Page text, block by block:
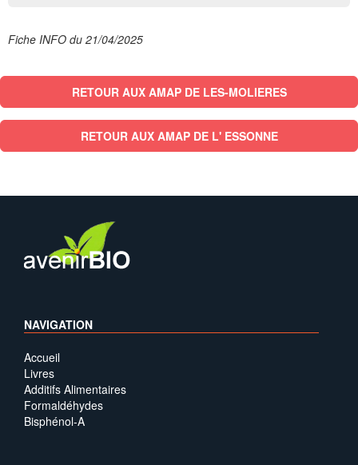
Fiche INFO du 21/04/2025
RETOUR AUX AMAP DE LES-MOLIERES
RETOUR AUX AMAP DE L' ESSONNE
NAVIGATION
Accueil
Livres
Additifs Alimentaires
Formaldéhydes
Bisphénol-A